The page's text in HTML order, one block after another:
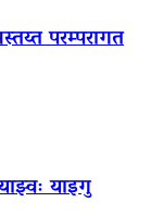
परम्परागत
याइगु